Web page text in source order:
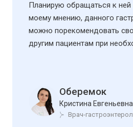
Планирую обращаться к
моему мнению, данного
можно порекомендовать
другим пациентам при
Оберемок
Кристина Евгеньевна
Врач-